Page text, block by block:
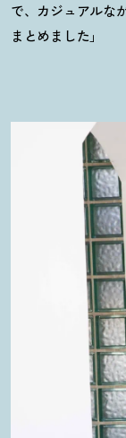
で、カジュアルな
まとめました」